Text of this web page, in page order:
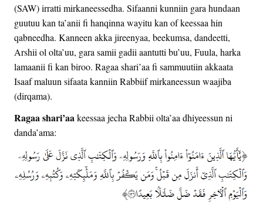
(SAW) irratti mirkaneessedha. Sifaanni kunniin gara hundaan
guutuu kan ta’anii fi hanqinna wayitu kan of keessaa hin
qabneedha. Kanneen akka jireenyaa, beekumsa, dandeetti,
Arshii ol olta’uu, gara samii gadii aantutti bu’uu, Fuula, harka
lamaanii fi kan biroo. Ragaa shari’aa fi sammuutiin akkaata
Isaaf maluun sifaata kanniin Rabbiif mirkaneessun waajiba
(dirqama).
Ragaa shari’aa keessaa jecha Rabbii olta’aa dhiyeessun ni
danda’ama: